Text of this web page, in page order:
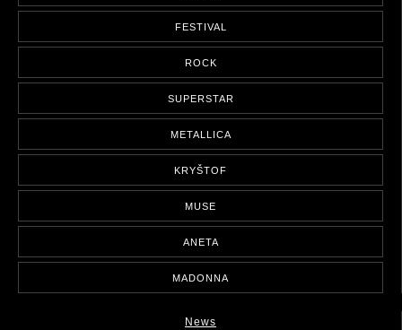
FESTIVAL
ROCK
SUPERSTAR
METALLICA
KRYŠTOF
MUSE
ANETA
MADONNA
News